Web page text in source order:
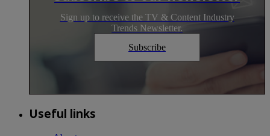
Sign up to receive the TV & Content Industry
Trends Newsletter.
Subscribe
Useful links